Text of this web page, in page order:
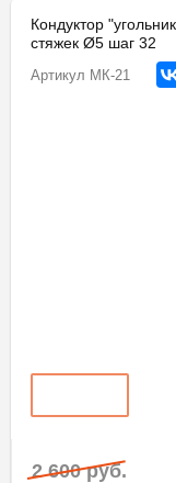
Кондуктор
стяжек Ø5 шаг 32
Артикул МК-21
2 600 руб.